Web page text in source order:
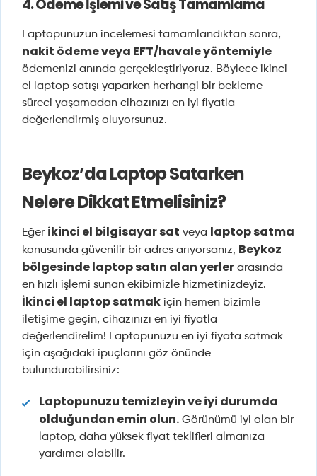
4. Ödeme İşlemi ve Satış Tamamlama
Laptopunuzun incelemesi tamamlandıktan sonra,
nakit ödeme veya EFT/havale yöntemiyle
ödemenizi anında gerçekleştiriyoruz. Böylece ikinci
el laptop satışı yaparken herhangi bir bekleme
süreci yaşamadan cihazınızı en iyi fiyatla
değerlendirmiş oluyorsunuz.
Beykoz’da Laptop Satarken
Nelere Dikkat Etmelisiniz?
Eğer ikinci el bilgisayar sat veya laptop satma
konusunda güvenilir bir adres arıyorsanız, Beykoz
bölgesinde laptop satın alan yerler arasında
en hızlı işlemi sunan ekibimizle hizmetinizdeyiz.
İkinci el laptop satmak için hemen bizimle
iletişime geçin, cihazınızı en iyi fiyatla
değerlendirelim! Laptopunuzu en iyi fiyata satmak
için aşağıdaki ipuçlarını göz önünde
bulundurabilirsiniz:
Laptopunuzu temizleyin ve iyi durumda
olduğundan emin olun. Görünümü iyi olan bir
laptop, daha yüksek fiyat teklifleri almanıza
yardımcı olabilir.